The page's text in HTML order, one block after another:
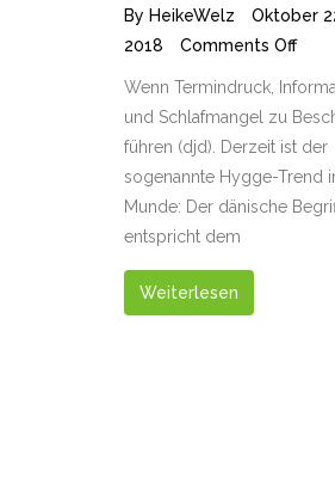
By HeikeWelz
Oktober
2018
Comments Off
Wenn Termindruck,
und Schlafmangel zu
führen (djd). Derzeit ist der
sogenannte Hygge-Trend
Munde: Der dänische
entspricht dem
Weiterlesen